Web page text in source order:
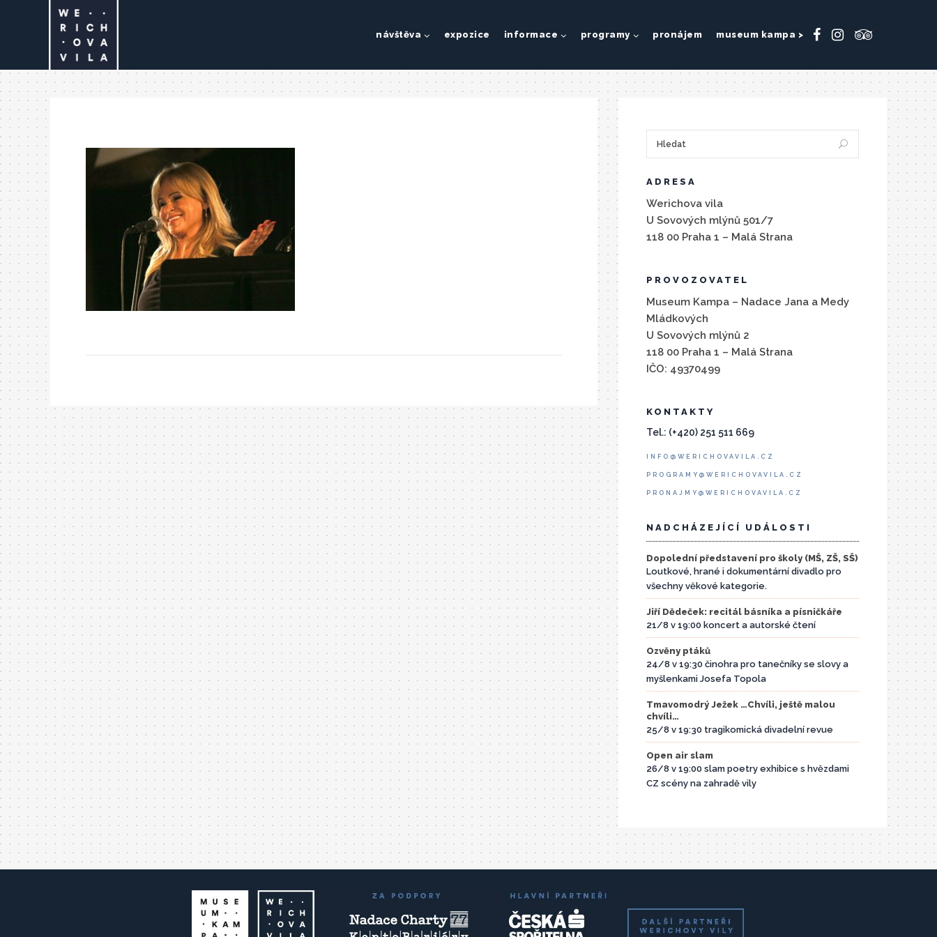
návštěva expozice informace programy pronájem museum kampa >
ADRESA
Werichova vila
U Sovových mlýnů 501/7
118 00 Praha 1 – Malá Strana
PROVOZOVATEL
Museum Kampa – Nadace Jana a Medy
Mládkových
U Sovových mlýnů 2
118 00 Praha 1 – Malá Strana
IČO: 49370499
KONTAKTY
Tel.: (+420) 251 511 669
INFO@WERICHOVAVILA.CZ
PROGRAMY@WERICHOVAVILA.CZ
PRONAJMY@WERICHOVAVILA.CZ
NADCHÁZEJÍCÍ UDÁLOSTI
Dopolední představení pro školy (MŠ, ZŠ, SŠ)
Loutkové, hrané i dokumentární divadlo pro
všechny věkové kategorie.
Jiří Dědeček: recitál básníka a písničkáře
21/8 v 19:00 koncert a autorské čtení
Ozvěny ptáků
24/8 v 19:30 činohra pro tanečníky se slovy a
myšlenkami Josefa Topola
Tmavomodrý Ježek …Chvíli, ještě malou
chvíli…
25/8 v 19:30 tragikomická divadelní revue
Open air slam
26/8 v 19:00 slam poetry exhibice s hvězdami
CZ scény na zahradě vily